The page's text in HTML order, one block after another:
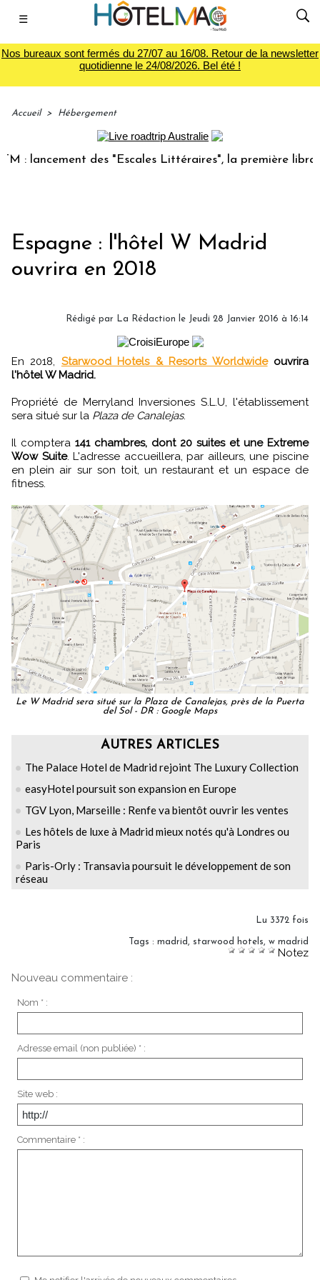
☰
Nos bureaux sont fermés du 27/07 au 16/08. Retour de la newsletter
quotidienne le 24/08/2026. Bel été !
Accueil > Hébergement
lancement des "Escales Littéraires", la première librairie
Espagne : l'hôtel W Madrid
ouvrira en 2018
Rédigé par La Rédaction le Jeudi 28 Janvier 2016 à 16:14
En 2018, Starwood Hotels & Resorts Worldwide ouvrira
l'hôtel W Madrid.
Propriété de Merryland Inversiones S.L.U, l'établissement
sera situé sur la Plaza de Canalejas.
Il comptera 141 chambres, dont 20 suites et une Extreme
Wow Suite. L'adresse accueillera, par ailleurs, une piscine
en plein air sur son toit, un restaurant et un espace de
fitness.
Le W Madrid sera situé sur la Plaza de Canalejas, près de la Puerta
del Sol - DR : Google Maps
AUTRES ARTICLES
The Palace Hotel de Madrid rejoint The Luxury Collection
easyHotel poursuit son expansion en Europe
TGV Lyon, Marseille : Renfe va bientôt ouvrir les ventes
Les hôtels de luxe à Madrid mieux notés qu'à Londres ou
Paris
Paris-Orly : Transavia poursuit le développement de son
réseau
Lu 3372 fois
Tags : madrid starwood hotels w madrid
Notez
Nouveau commentaire :
Nom * :
Adresse email (non publiée) * :
Site web :
Commentaire * :